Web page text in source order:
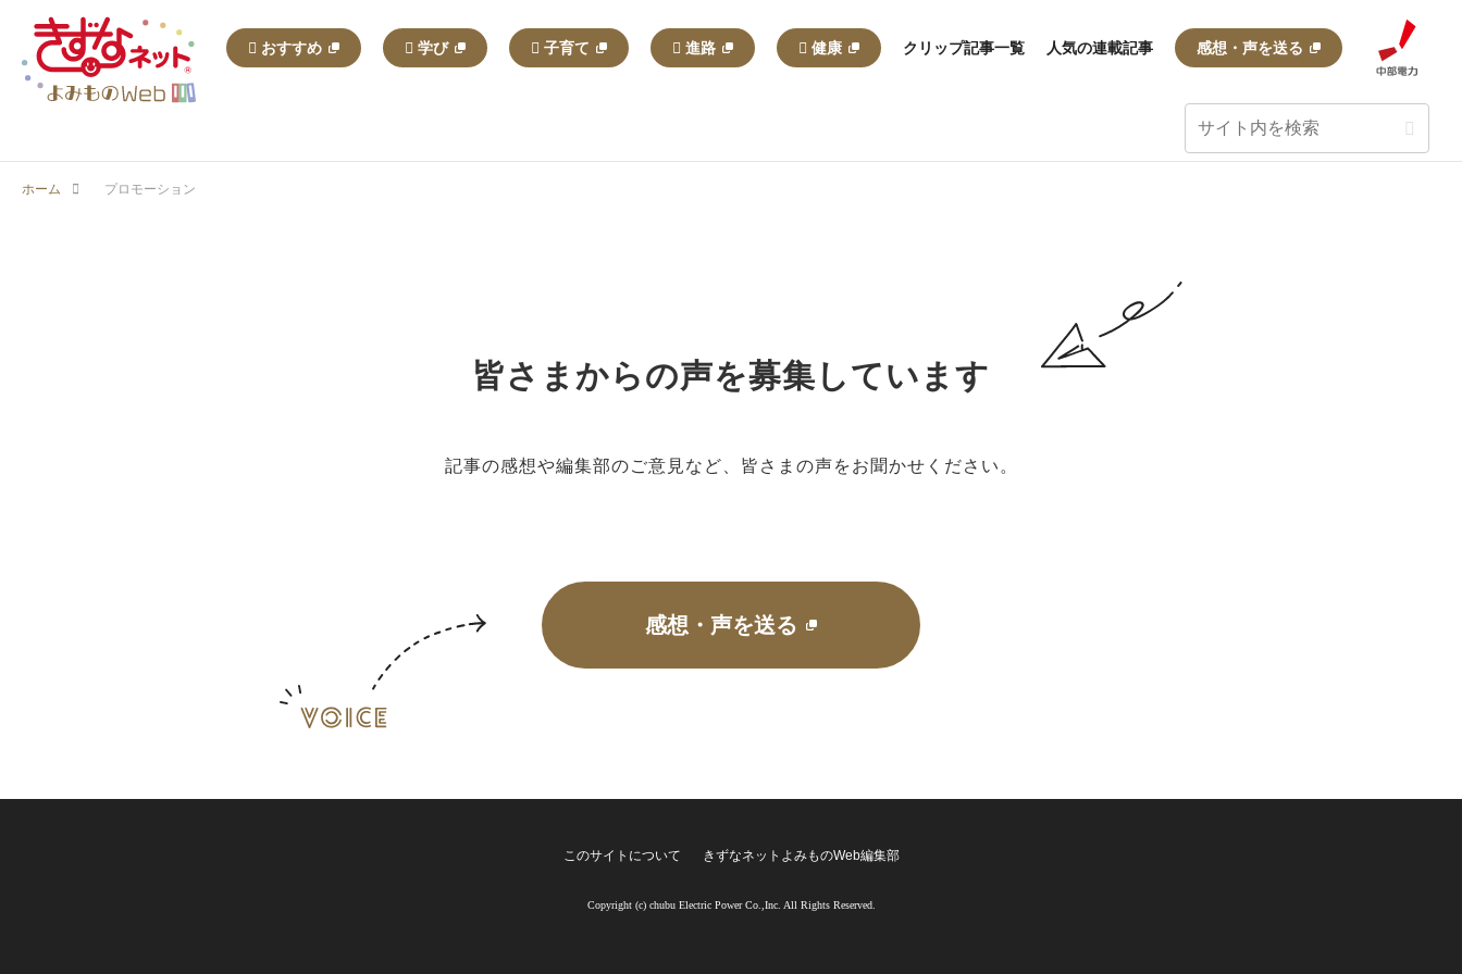
おすすめ 学び 子育て 進路 健康 クリップ記事一覧 人気の連載記事 感想・声を送る
ホーム プロモーション
皆さまからの声を募集しています
記事の感想や編集部のご意見など、皆さまの声をお聞かせください。
感想・声を送る
このサイトについて きずなネットよみものWeb編集部
Copyright (c) chubu Electric Power Co.,Inc. All Rights Reserved.